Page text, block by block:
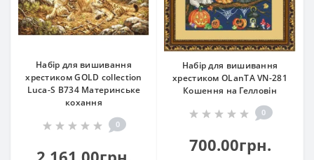
Набір для вишивання
хрестиком GOLD collection
Luca-S В734 Материнське
кохання
0
Набір для вишивання
хрестиком OLanTА VN-281
Кошення на Гелловін
0
700.00грн.